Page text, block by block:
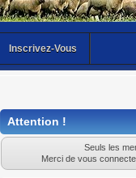
Inscrivez-Vous
Attention !
Seuls les
Merci de vous